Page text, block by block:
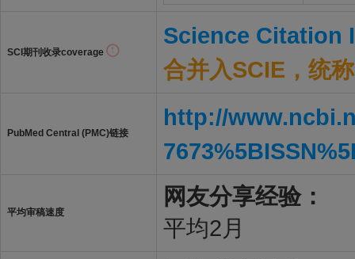
SCI期刊收录coverage
Science Citation
合并入SCIE，统
PubMed Central (PMC)链接
http://
平均审稿速度
网友分享经验：
平均2月